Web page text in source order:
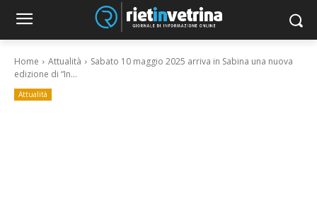
Home Attualità
Sabato 10 maggio 2025 arriva in Sabina una nuova
edizione di “In...
Attualità